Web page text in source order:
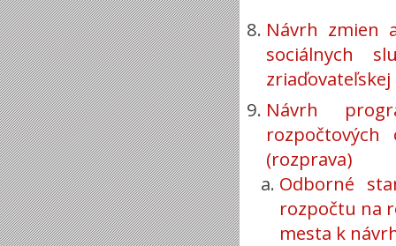
Návrh zmien
sociálnych
Návrh
(rozprava)
Odborné
rozpočtu na
mesta k